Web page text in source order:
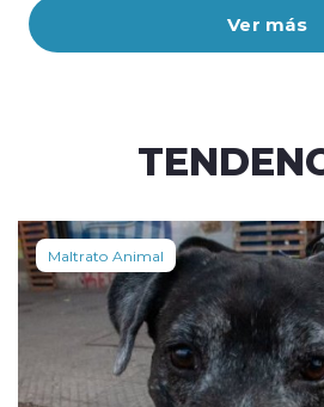
Ver más
Maltrato Animal